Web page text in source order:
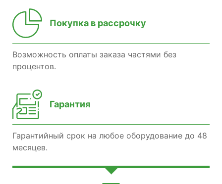
Покупка в рассрочку
Возможность оплаты заказа частями без
процентов.
Гарантия
Гарантийный срок на любое оборудование до 48
месяцев.